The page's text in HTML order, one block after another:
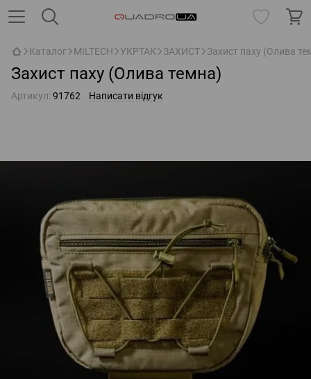
Каталог MILTECH УКРТАК ЗАХИСТ Захист паху (Олива
Захист паху (Олива темна)
Артикул: 91762 Написати відгук